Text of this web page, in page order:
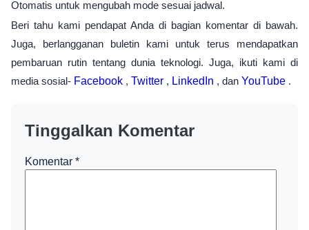
Otomatis untuk mengubah mode sesuai jadwal.
Beri tahu kami pendapat Anda di bagian komentar di bawah.
Juga, berlangganan buletin kami untuk terus mendapatkan
pembaruan rutin tentang dunia teknologi. Juga, ikuti kami di
media sosial- Facebook , Twitter , LinkedIn , dan YouTube .
Tinggalkan Komentar
Komentar *